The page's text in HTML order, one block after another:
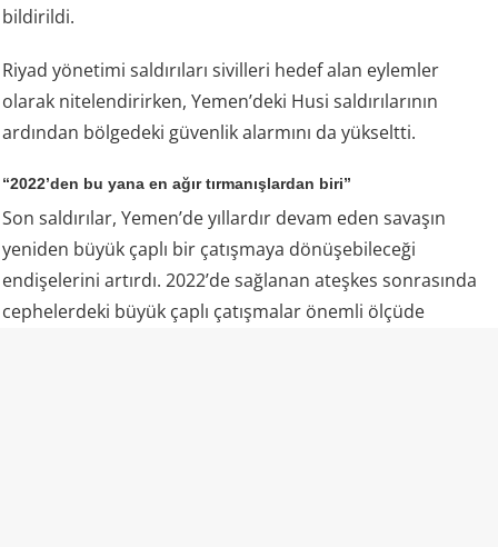
bildirildi.
Riyad yönetimi saldırıları sivilleri hedef alan eylemler
olarak nitelendirirken, Yemen’deki Husi saldırılarının
ardından bölgedeki güvenlik alarmını da yükseltti.
“2022’den bu yana en ağır tırmanışlardan biri”
Son saldırılar, Yemen’de yıllardır devam eden savaşın
yeniden büyük çaplı bir çatışmaya dönüşebileceği
endişelerini artırdı. 2022’de sağlanan ateşkes sonrasında
cephelerdeki büyük çaplı çatışmalar önemli ölçüde